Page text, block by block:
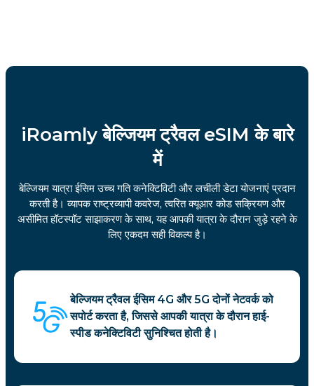
iRoamly बेल्जियम ट्रैवल eSIM के बारे
में
बेल्जियम यात्रा ईसिम उच्च गति कनेक्टिविटी और लचीली डेटा योजनाएं प्रदान
करती है। व्यापक राष्ट्रव्यापी कवरेज, त्वरित क्यूआर कोड सक्रियण और
असीमित हॉटस्पॉट साझाकरण के साथ, यह आपकी यात्रा के दौरान जुड़े रहने के
लिए एकदम सही विकल्प है।
बेल्जियम ट्रैवल ईसिम 4G और 5G दोनों नेटवर्क को
सपोर्ट करता है, जिससे आपकी यात्रा के दौरान हाई-
स्पीड कनेक्टिविटी सुनिश्चित होती है।